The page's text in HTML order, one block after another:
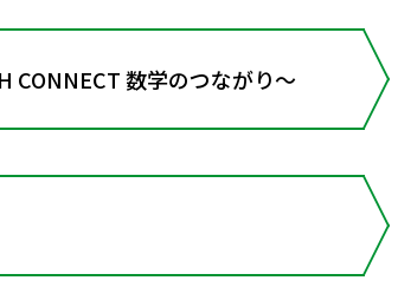
CONNECT 数学のつながり～